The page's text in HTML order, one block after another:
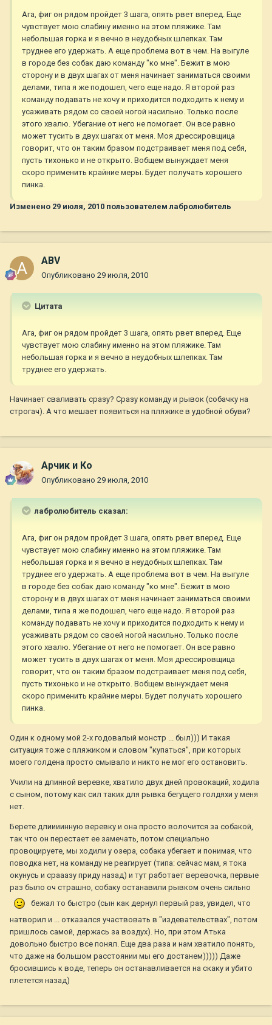
Ага, фиг он рядом пройдет 3 шага, опять рвет вперед. Еще
чувствует мою слабину именно на этом пляжике. Там
небольшая горка и я вечно в неудобных шлепках. Там
труднее его удержать. А еще проблема вот в чем. На выгуле
в городе без собак даю команду "ко мне". Бежит в мою
сторону и в двух шагах от меня начинает заниматься своими
делами, типа я же подошел, чего еще надо. Я второй раз
команду подавать не хочу и приходится подходить к нему и
усаживать рядом со своей ногой насильно. Только после
этого хвалю. Убегание от него не помогает. Он все равно
может тусить в двух шагах от меня. Моя дрессировщица
говорит, что он таким бразом подстраивает меня под себя,
пусть тихонько и не открыто. Вобщем вынуждает меня
скоро применить крайние меры. Будет получать хорошего
пинка.
Изменено 29 июля, 2010 пользователем лабролюбитель
ABV
Опубликовано 29 июля, 2010
Цитата
Ага, фиг он рядом пройдет 3 шага, опять рвет вперед. Еще
чувствует мою слабину именно на этом пляжике. Там
небольшая горка и я вечно в неудобных шлепках. Там
труднее его удержать.
Начинает сваливать сразу? Сразу команду и рывок (собачку на
строгач). А что мешает появиться на пляжике в удобной обуви?
Арчик и Ко
Опубликовано 29 июля, 2010
лабролюбитель сказал:
Ага, фиг он рядом пройдет 3 шага, опять рвет вперед. Еще
чувствует мою слабину именно на этом пляжике. Там
небольшая горка и я вечно в неудобных шлепках. Там
труднее его удержать. А еще проблема вот в чем. На выгуле
в городе без собак даю команду "ко мне". Бежит в мою
сторону и в двух шагах от меня начинает заниматься своими
делами, типа я же подошел, чего еще надо. Я второй раз
команду подавать не хочу и приходится подходить к нему и
усаживать рядом со своей ногой насильно. Только после
этого хвалю. Убегание от него не помогает. Он все равно
может тусить в двух шагах от меня. Моя дрессировщица
говорит, что он таким бразом подстраивает меня под себя,
пусть тихонько и не открыто. Вобщем вынуждает меня
скоро применить крайние меры. Будет получать хорошего
пинка.
Один к одному мой 2-х годовалый монстр ... был))) И такая
ситуация тоже с пляжиком и словом "купаться", при которых
моего голдена просто смывало и никто не мог его остановить.
Учили на длинной веревке, хватило двух дней провокаций, ходила
с сыном, потому как сил таких для рывка бегущего голдяхи у меня
нет.
Берете длиииинную веревку и она просто волочится за собакой,
так что он перестает ее замечать, потом специально
провоцируете, мы ходили у озера, собака убегает и понимая, что
поводка нет, на команду не реагирует (типа: сейчас мам, я тока
окунусь и срааазу приду назад) и тут работает веревочка, первые
раз было оч страшно, собаку останавили рывком очень сильно
бежал то быстро (сын как дернул первый раз, увидел, что
натворил и ... отказался участвовать в "издевательствах", потом
пришлось самой, держась за воздух). Но, при этом Атька
довольно быстро все понял. Еще два раза и нам хватило понять,
что даже на большом расстоянии мы его достанем))))) Даже
бросившись к воде, теперь он останавливается на скаку и убито
плетется назад)